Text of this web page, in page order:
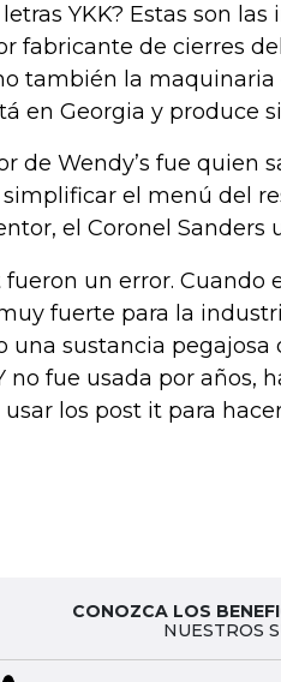
YKK? Estas son
fabricante de cierres
también la
en Georgia y produce
de Wendy’s fue quien
simplificar el menú del
el Coronel Sanders
fueron un error. Cuando
fuerte para la
una sustancia
no fue usada por años,
los post it para
CONOZCA LOS
NUESTROS